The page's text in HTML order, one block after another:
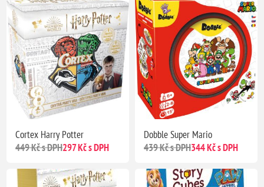
Cortex Harry Potter
449 Kč s DPH297 Kč s DPH
Dobble Super Mario
439 Kč s DPH344 Kč s DPH